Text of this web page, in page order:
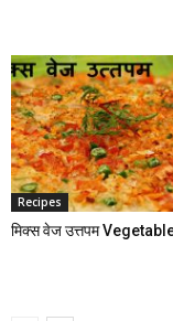
Recipes
मिक्स वेज उत्तपम